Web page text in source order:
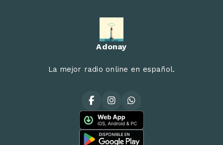
Adonay
La mejor radio online en español.